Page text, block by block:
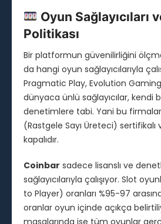
Oyun Sağlayıcıları
Politikası
Bir platformun güvenilirliğini
da hangi oyun sağlayıcılarıyla
Pragmatic Play, Evolution
dünyaca ünlü sağlayıcılar, kendi
denetimlere tabi. Yani bu
(Rastgele Sayı Üreteci)
kapalıdır.
Coinbar sadece lisanslı ve
sağlayıcılarıyla çalışıyor. Slot
to Player) oranları %95-97
oranlar oyun içinde açıkça